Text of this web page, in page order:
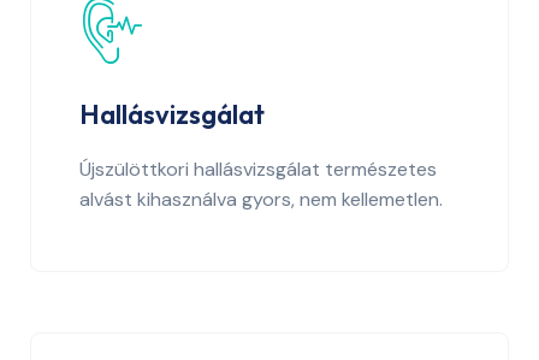
Hallásvizsgálat
Újszülöttkori hallásvizsgálat természetes
alvást kihasználva gyors, nem kellemetlen.